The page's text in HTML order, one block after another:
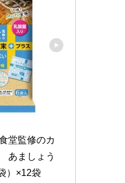
堂監修のカ
あましょう
）×12袋